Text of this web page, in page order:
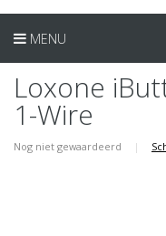
MENU
Loxone
1-Wire
Nog niet gewaardeerd |